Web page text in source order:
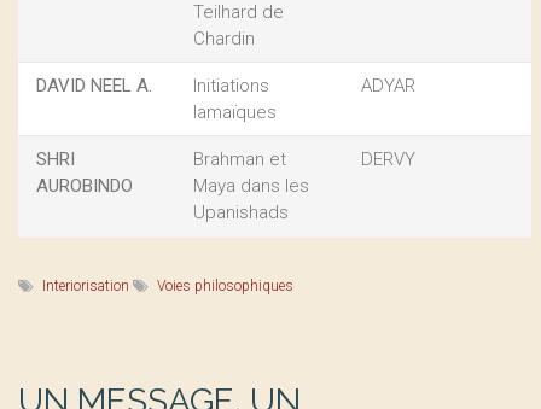
Teilhard de
Chardin
DAVID NEEL A.
Initiations
lamaïques
ADYAR
SHRI
AUROBINDO
Brahman et
Maya dans les
Upanishads
DERVY
Interiorisation Voies philosophiques